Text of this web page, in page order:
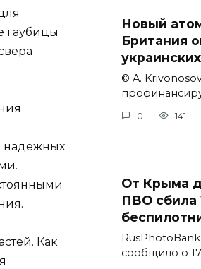
гаубицы
надежных
Как
Новый
Британия
© A.
0 141
От Крыма
ПВО сбила
сообщило о